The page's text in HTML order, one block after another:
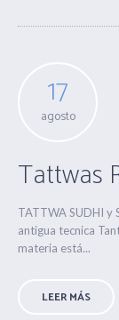
17
agosto
Tattwas
TATTWA SUDHI y
antigua tecnica
materia está...
LEER MÁS